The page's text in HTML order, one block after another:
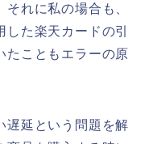
れに私の場合も、
た楽天カードの引
たこともエラーの原
遅延という問題を解